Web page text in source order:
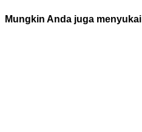
Mungkin Anda juga menyukai